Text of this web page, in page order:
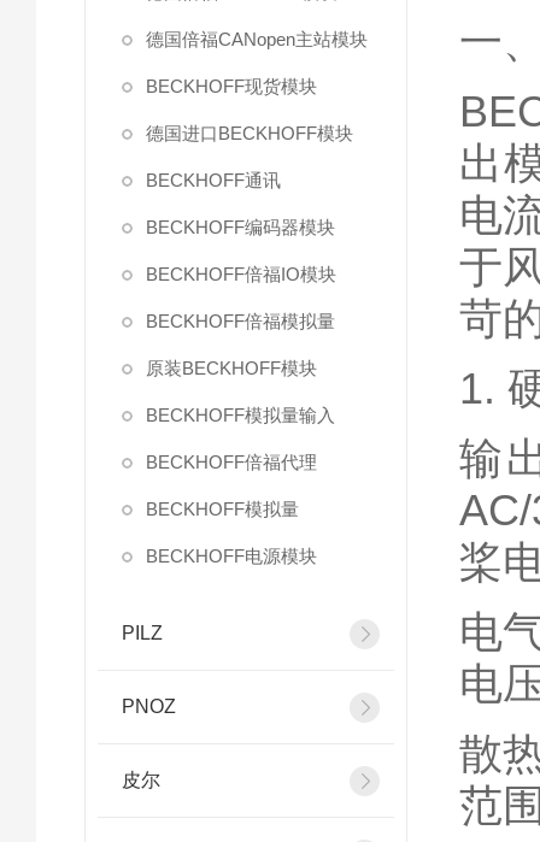
德国倍福CANopen主站模块
BECKHOFF现货模块
德国进口BECKHOFF模块
BECKHOFF通讯
BECKHOFF编码器模块
BECKHOFF倍福IO模块
BECKHOFF倍福模拟量
原装BECKHOFF模块
BECKHOFF模拟量输入
BECKHOFF倍福代理
BECKHOFF模拟量
BECKHOFF电源模块
PILZ
PNOZ
皮尔
一
出
电
于
苛
1.
输
桨
电
电
散
范